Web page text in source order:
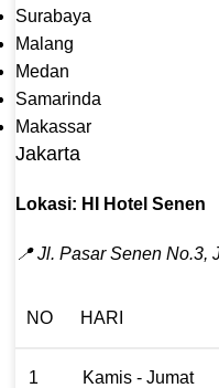
Surabaya
Malang
Medan
Samarinda
Makassar
Jakarta
Lokasi: HI Hotel Senen
📍 Jl. Pasar Senen No.3,
NO HARI
1 Kamis - Jumat